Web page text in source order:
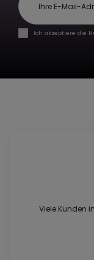
Ich akzeptiere die
Viele Kunden